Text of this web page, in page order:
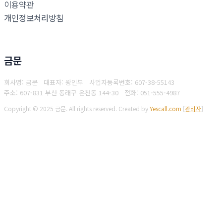
이용약관
개인정보처리방침
금문
회사명: 금문 대표자: 왕인부 사업자등록번호: 607-38-55143
주소: 607-831 부산 동래구 온천동 144-30 전화: 051-555-4987
Copyright © 2025 금문. All rights reserved. Created byYescall.com [관리자]